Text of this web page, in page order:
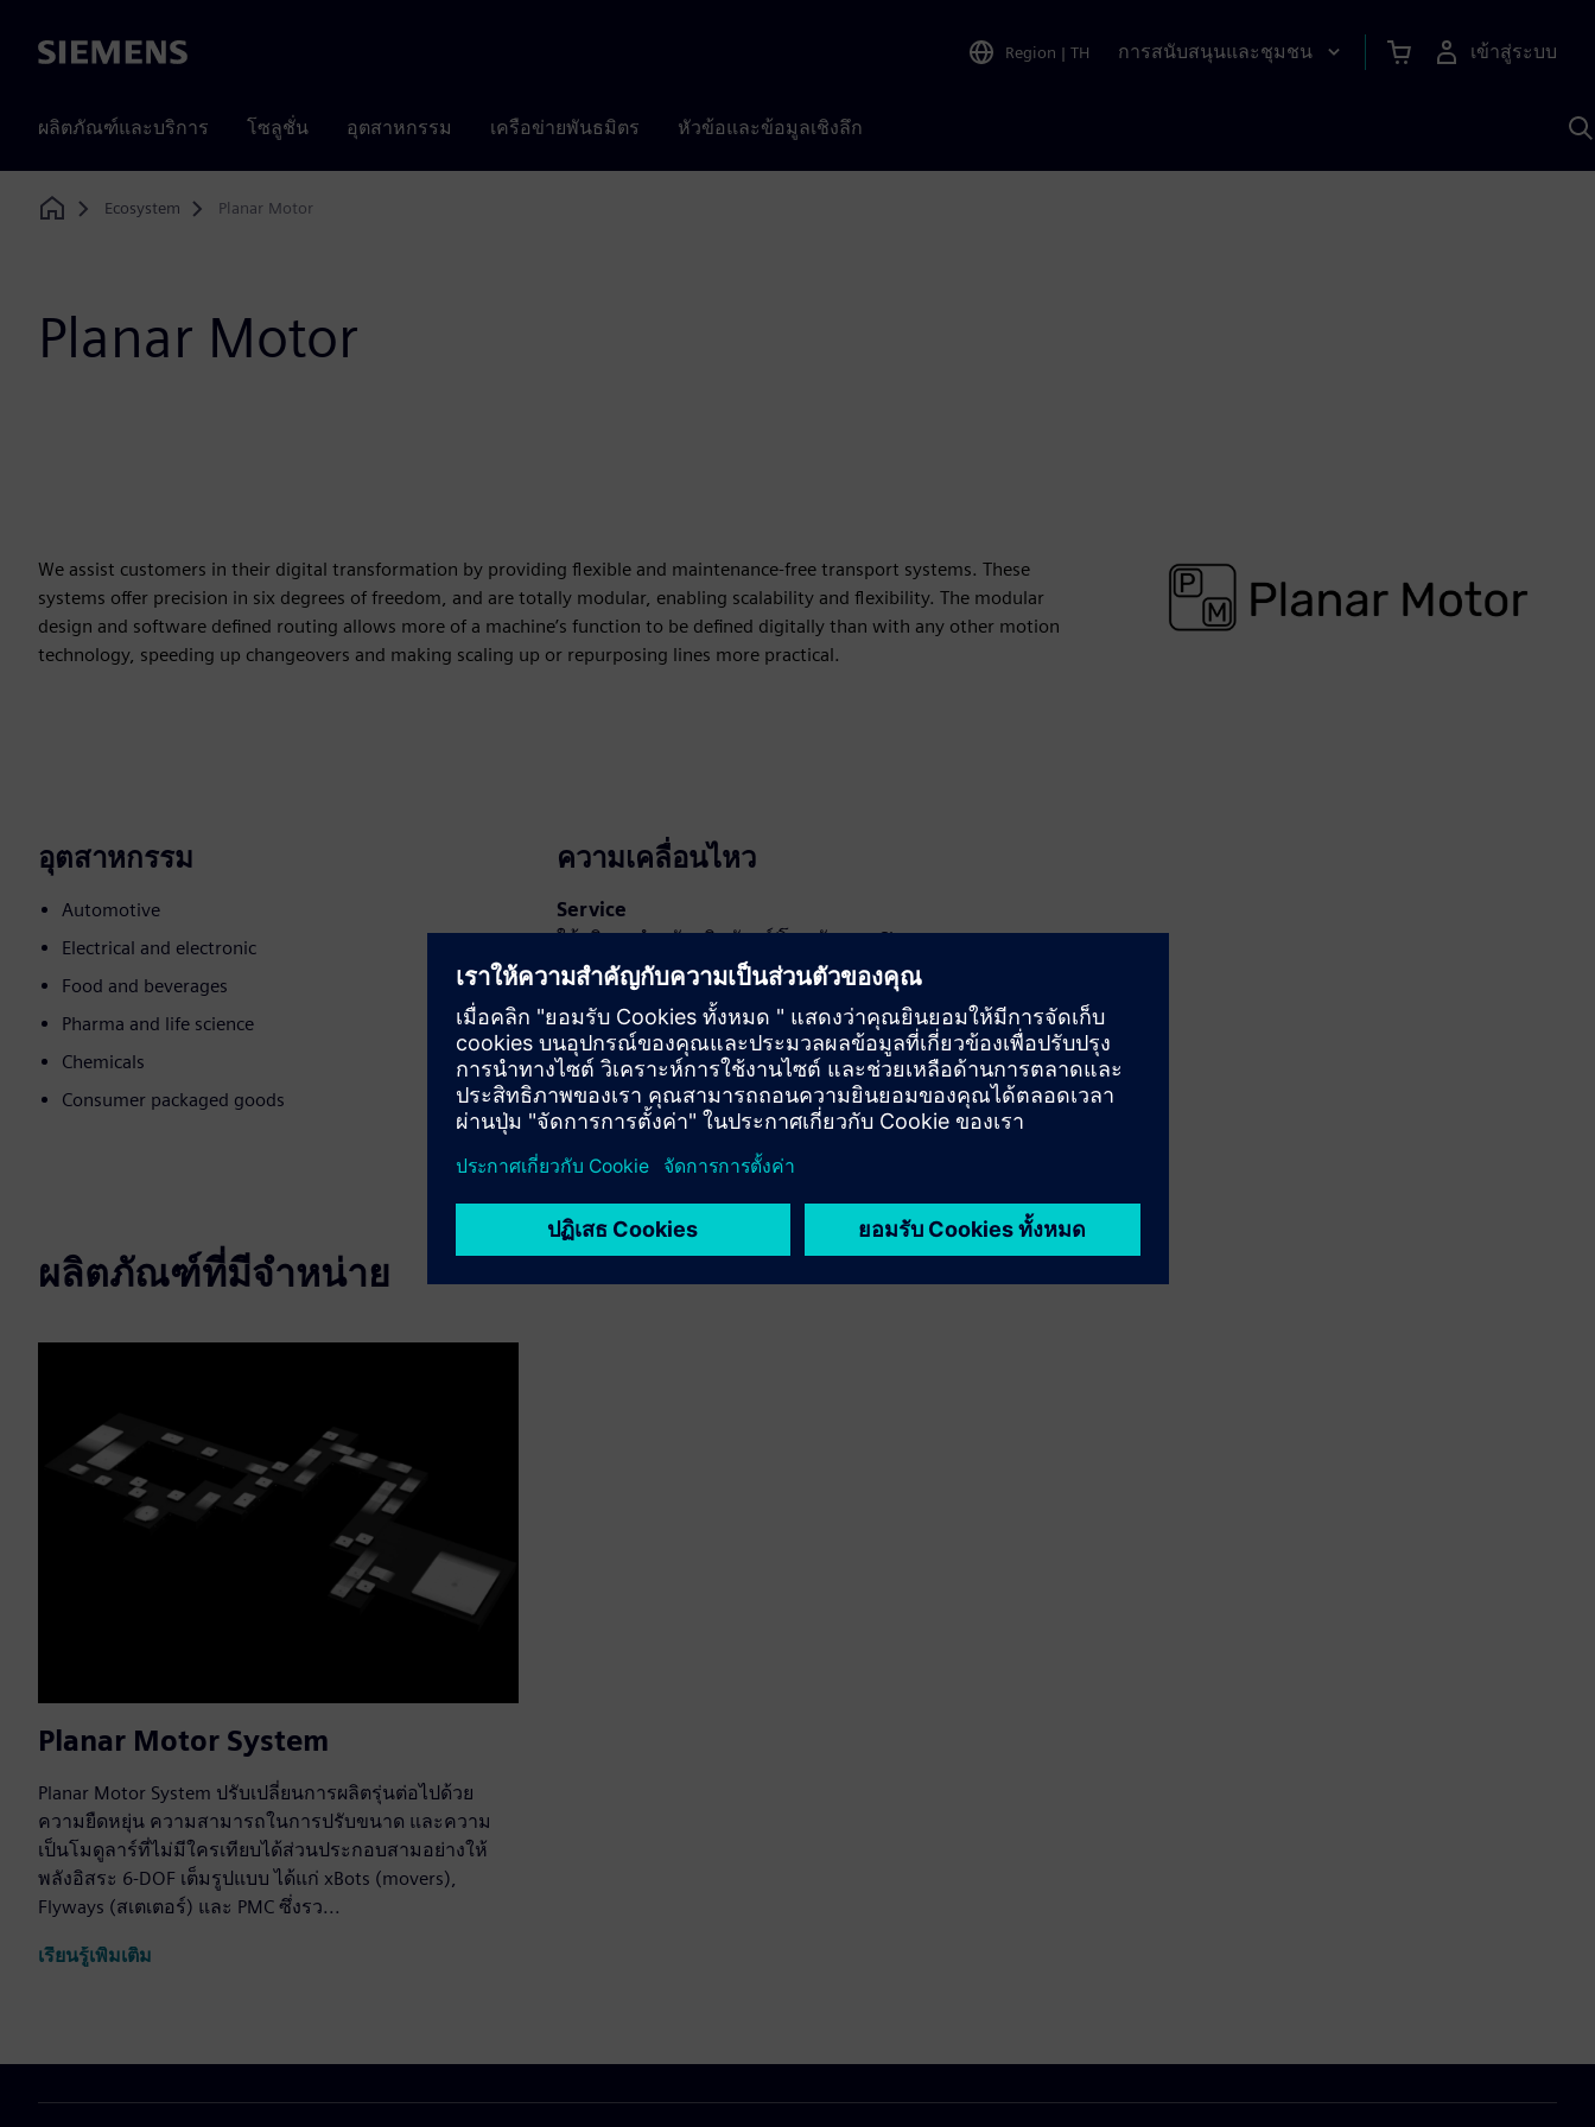
Siemens Region | TH การสนับสนุนและชุมชน เข้าสู่ระบบ
ผลิตภัณฑ์และบริการ โซลูชั่น อุตสาหกรรม เครือข่ายพันธมิตร หัวข้อและข้อมูลเชิงลึก
Home
Ecosystem Planar Motor
Planar Motor
We assist customers in their digital transformation by providing flexible and maintenance-free transport systems. These
systems offer precision in six degrees of freedom, and are totally modular, enabling scalability and flexibility. The modular
design and software defined routing allows more of a machine’s function to be defined digitally than with any other motion
technology, speeding up changeovers and making scaling up or repurposing lines more practical.
อุตสาหกรรม
Automotive
Electrical and electronic
Food and beverages
Pharma and life science
Chemicals
Consumer packaged goods
ความเคลื่อนไหว
Service
ให้บริการสำหรับผลิตภัณฑ์/โซลูชันของ Siemens
Xcelerator ที่ช่วยให้ลูกค้าสามารถนำไปใช้ ผสานรวม
ปฏิบัติงาน หรือบำรุงรักษา
ผลิตภัณฑ์ที่มีจำหน่าย
Planar Motor System
Planar Motor System ปรับเปลี่ยนการผลิตรุ่นต่อไปด้วย
ความยืดหยุ่น ความสามารถในการปรับขนาด และความ
เป็นโมดูลาร์ที่ไม่มีใครเทียบได้ส่วนประกอบสามอย่างให้
พลังอิสระ 6-DOF เต็มรูปแบบ ได้แก่ xBots (movers),
Flyways (สเตเตอร์) และ PMC ซึ่งรว...
เรียนรู้เพิ่มเติม